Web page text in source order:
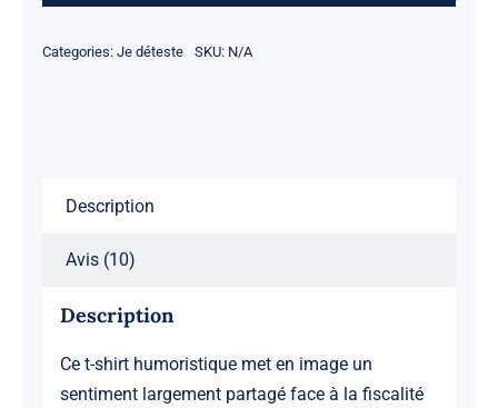
Québec
Categories: Je déteste SKU: N/A
Description
Avis (10)
Description
Ce t-shirt humoristique met en image un
sentiment largement partagé face à la fiscalité